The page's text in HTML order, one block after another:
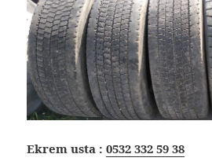
Ekrem usta :0532 332 59 38